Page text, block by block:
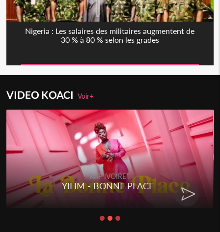
Nigeria : Les salaires des militaires augmentent de
30 % à 80 % selon les grades
VIDEO KOACIVoir+
RAP IVOIRE
YILIM - BONNE PLACE